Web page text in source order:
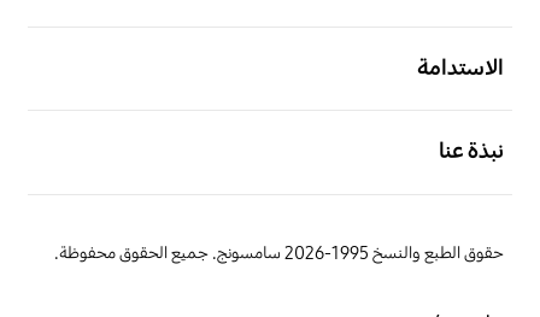
الاستدامة
نبذة عنا
حقوق الطبع والنسخ 1995-2026 سامسونج. جميع الحقوق محفوظة.